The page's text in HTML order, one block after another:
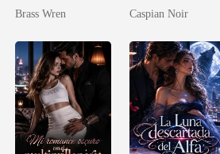
bestias
Brass Wren
pueblerina es
talentosa
Caspian Noir